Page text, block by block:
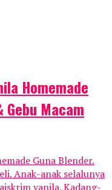
Homemade
Gebu Macam
Guna Blender.
Anak-anak selalunya
vanila. Kadang-